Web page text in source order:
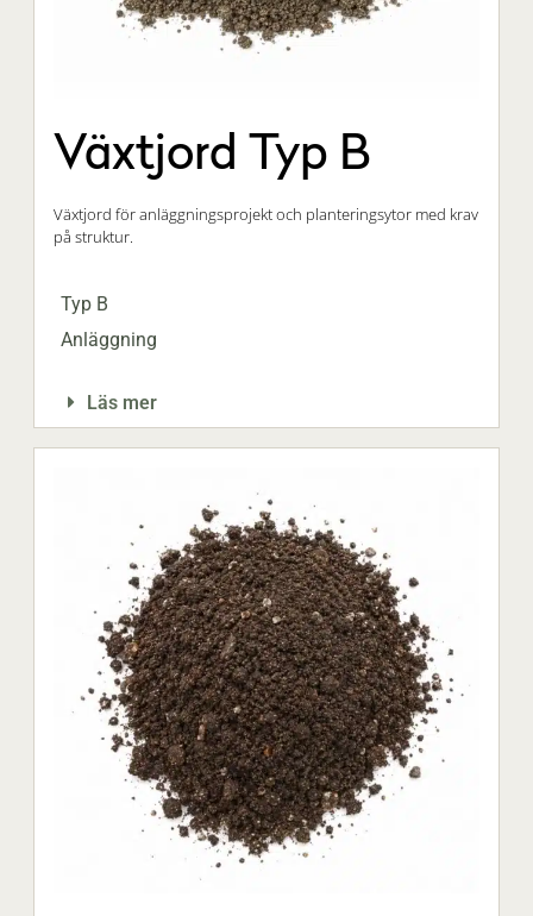
Växtjord Typ B
Växtjord för anläggningsprojekt och planteringsytor med krav
på struktur.
Typ B
Anläggning
Läs mer